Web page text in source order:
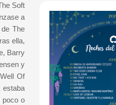
Soft
a
The
ella,
Barry
y
Of
estaba
poco o